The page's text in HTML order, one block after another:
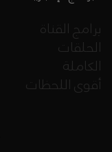
برامج القناة
الحلقات
الكاملة
أقوى اللحظات